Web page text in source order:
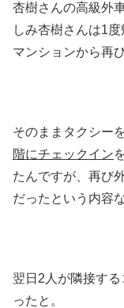
杏樹さんの高級外
しみ杏樹さんは1
マンションから再
そのままタクシー
階にチェックイン
たんですが、再び
だったという内容
翌日2人が隣接す
ったと。